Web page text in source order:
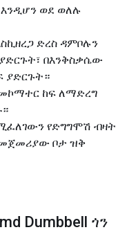
ወደ ወለሉ
ድረስ ዳምቦሉን
በእንቅስቃሴው
ያድርጉት።
ከፍ ለማድረግ
የድግግሞሽ ብዛት
ቦታ ዝቅ
Dumbbell ጎን